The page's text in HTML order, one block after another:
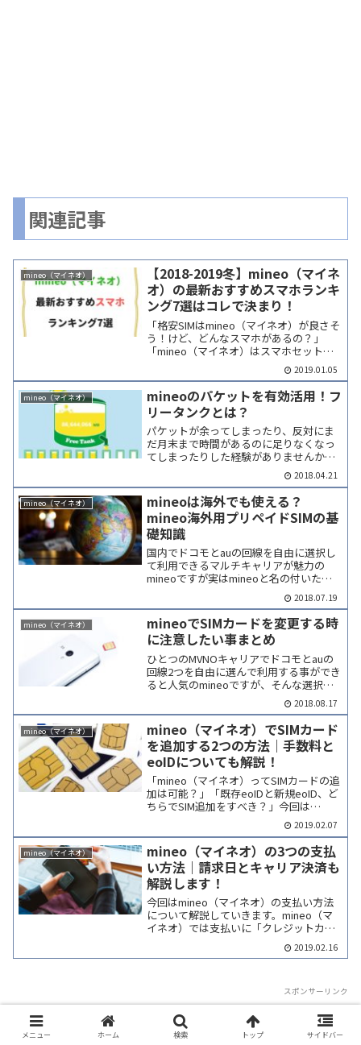
関連記事
mineo（マイネオ）
【2018-2019冬】mineo（マイネ
オ）の最新おすすめスマホランキ
ング7選はコレで決まり！
「格安SIMはmineo（マイネオ）が良さそ
う！けど、どんなスマホがあるの？」
「mineo（マイネオ）はスマホセットだ
と、月額どれくらいになる？」今回は
mineo（マイネオ）の扱うスマホ、月額
料金についてバッチリと解説していきま
す。mine...
2019.01.05
mineo（マイネオ）
mineoのパケットを有効活用！フ
リータンクとは？
パケットが余ってしまったり、反対にま
だ月末まで時間があるのに足りなくなっ
てしまったりした経験がありませんか？
mineoユーザーなら、「マイネ王」のフ
リータンクを利用していつでも余ったパ
ケットを入れることができます。パケッ
トが足りない時も、タ...
2018.04.21
mineo（マイネオ）
mineoは海外でも使える？
mineo海外用プリペイドSIMの基
礎知識
国内でドコモとauの回線を自由に選択し
て利用できるマルチキャリアが魅力の
mineoですが実はmineoと名の付いた海
外用のプリペイドSIMもあり、自分のスマ
ートフォンをそのまま使える事や、前払
い制で料金が高額にならないこと、日本
語でのサポー...
2018.07.19
mineo（マイネオ）
mineoでSIMカードを変更する時
に注意したい事まとめ
ひとつのMVNOキャリアでドコモとauの
回線2つを自由に選んで利用する事ができ
ると人気のmineoですが、そんな選択肢
の豊富さから利用している期間が長けれ
ば長いほどSIMカードを変更する機会も多
くなってくるでしょう。今回はそんな場
面でも困ら...
2018.08.17
mineo（マイネオ）
mineo（マイネオ）でSIMカード
を追加する2つの方法｜手数料と
eoIDについても解説！
「mineo（マイネオ）ってSIMカードの追
加は可能？」「既存eoIDと新規eoID、ど
ちらでSIM追加をすべき？」今回は
mineo（マイネオ）の“SIM追加”について
解説していきます。結論からいうと、
mineo（マイネオ）ではSIMカード...
2019.02.07
mineo（マイネオ）
mineo（マイネオ）の3つの支払
い方法｜請求日とキャリア決済も
解説します！
今回はmineo（マイネオ）の支払い方法
について解説していきます。mineo（マ
イネオ）では支払いに「クレジットカー
ド」が推奨されていますが、一部「デビ
ットカード」「口座振替」の利用が認め
2019.02.16
スポンサーリンク
メニュー ホーム 検索 トップ サイドバー